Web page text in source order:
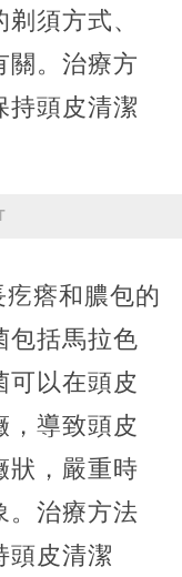
須方式、
關。治療方
持頭皮清潔
瘩和膿包的
包括馬拉色
可以在頭皮
，導致頭皮
狀，嚴重時
。治療方法
頭皮清潔